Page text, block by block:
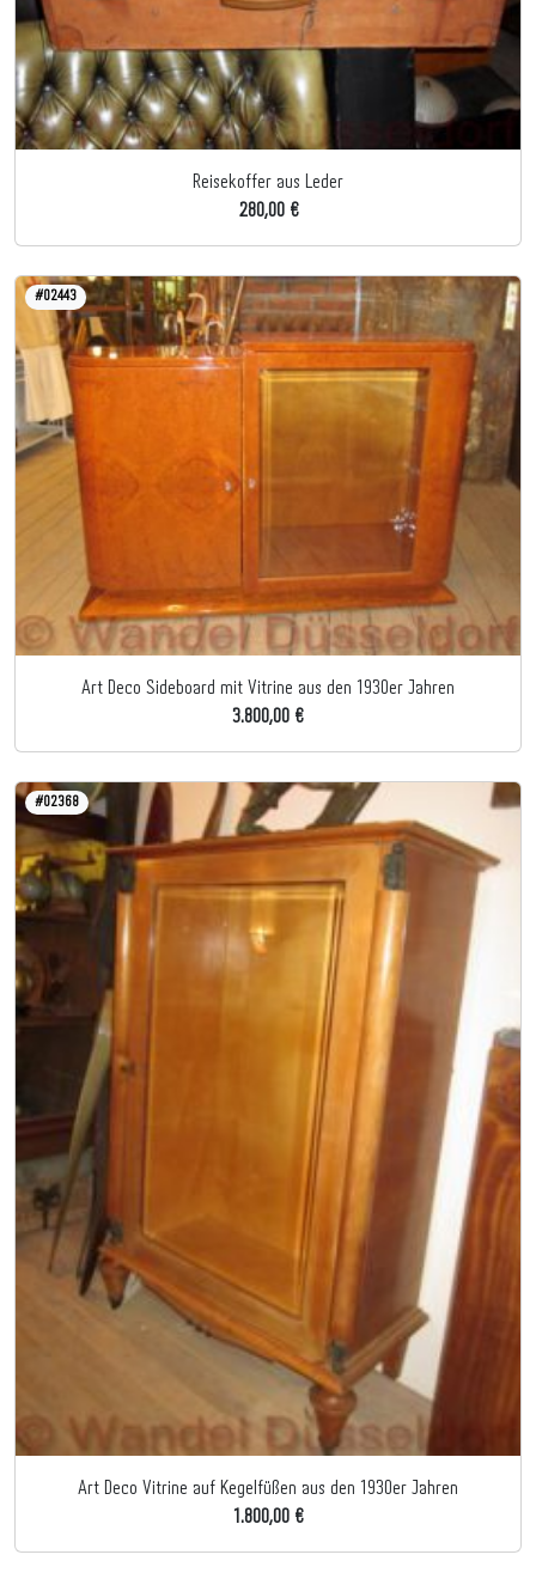
Reisekoffer aus Leder
280,00 €
#02443
Art Deco Sideboard mit Vitrine aus den 1930er Jahren
3.800,00 €
#02368
Art Deco Vitrine auf Kegelfüßen aus den 1930er Jahren
1.800,00 €